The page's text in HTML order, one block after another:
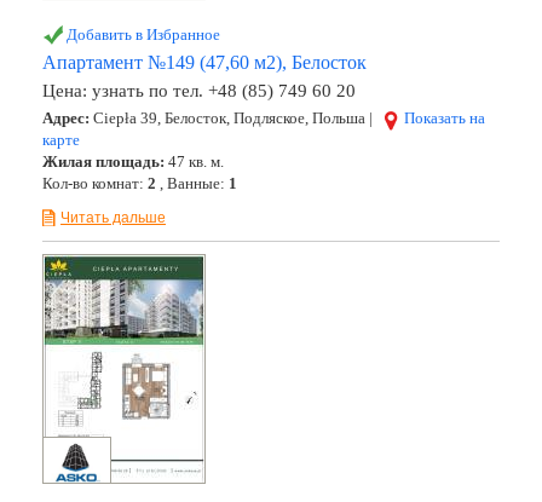
Добавить в Избранное
Апартамент №149 (47,60 м2), Белосток
Цена: узнать по тел. +48 (85) 749 60 20
Адрес: Ciepła 39, Белосток, Подляское, Польша |
Показать на
карте
Жилая площадь: 47 кв. м.
Кол-во комнат: 2 , Ванные: 1
Читать дальше